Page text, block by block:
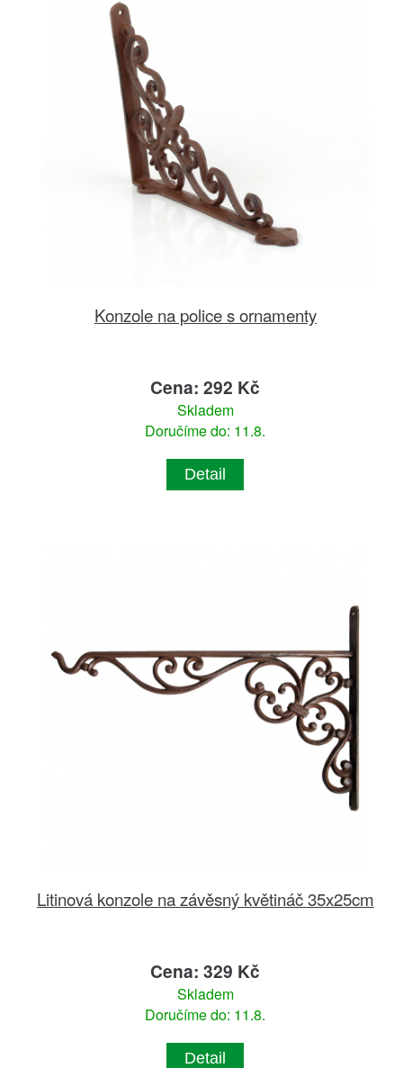
Konzole na police s ornamenty
Cena: 292 Kč
Skladem
Doručíme do: 11.8.
Detail
Litinová konzole na závěsný květináč 35x25cm
Cena: 329 Kč
Skladem
Doručíme do: 11.8.
Detail